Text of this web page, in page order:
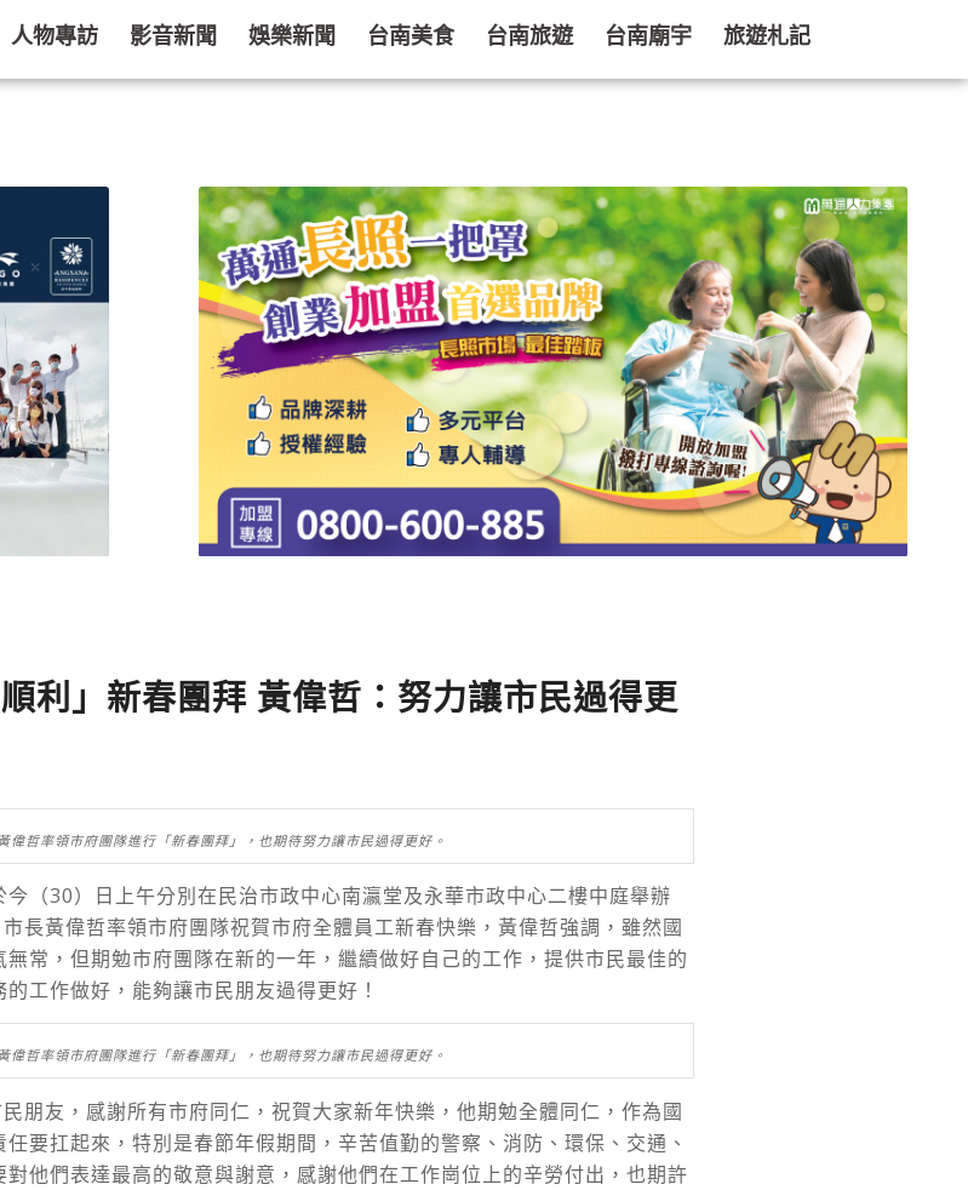
人物專訪 影音新聞 娛樂新聞 台南美食 台南旅遊 台南廟宇 旅遊札記
利」新春團拜 黃偉哲：努力讓市民過得更
偉哲率領市府團隊進行「新春團拜」，也期待努力讓市民過得更好。
（30）日上午分別在民治市政中心南瀛堂及永華市政中心二樓中庭舉辦
長黃偉哲率領市府團隊祝賀市府全體員工新春快樂，黃偉哲強調，雖然國
常，但期勉市府團隊在新的一年，繼續做好自己的工作，提供市民最佳的
工作做好，能夠讓市民朋友過得更好！
偉哲率領市府團隊進行「新春團拜」，也期待努力讓市民過得更好。
朋友，感謝所有市府同仁，祝賀大家新年快樂，他期勉全體同仁，作為國
要扛起來，特別是春節年假期間，辛苦值勤的警察、消防、環保、交通、
他們表達最高的敬意與謝意，感謝他們在工作崗位上的辛勞付出，也期許